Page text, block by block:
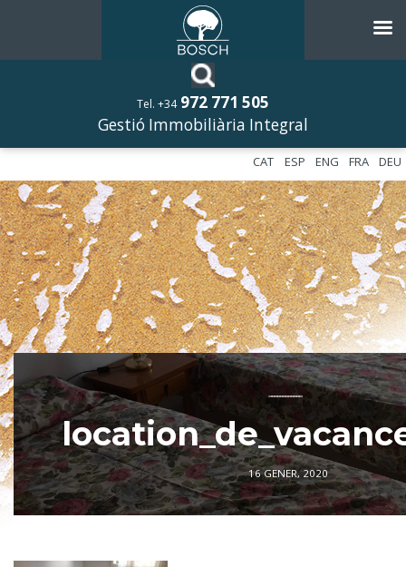
Tel. +34 972 771 505
Gestió Immobiliària Integral
DEU
FRA
ENG
ESP
CAT
––––––––––––
16 GENER, 2020